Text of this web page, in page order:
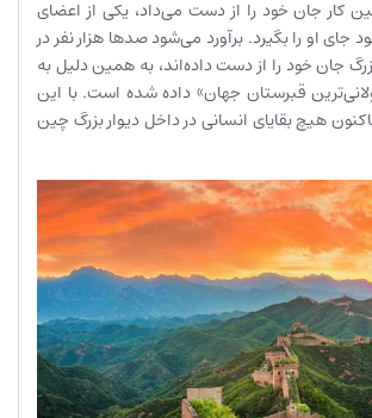
کار جان خود را از دست می‌داد، یکی از اعضای
جای او را بگیرد. برآورد می‌شود صدها هزار نفر در
جان خود را از دست داده‌اند، به همین دلیل به
قبرستان جهان» داده شده است. با این
هیچ بقایای انسانی در داخل دیوار بزرگ چین